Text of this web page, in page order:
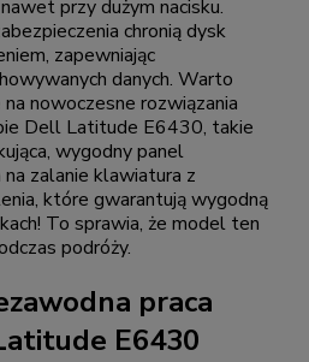
przy dużym nacisku.
chronią dysk
zapewniając
danych. Warto
nowoczesne rozwiązania
Dell Latitude E6430, takie
wygodny panel
zalanie klawiatura z
które gwarantują wygodną
To sprawia, że model ten
podróży.
praca
E6430